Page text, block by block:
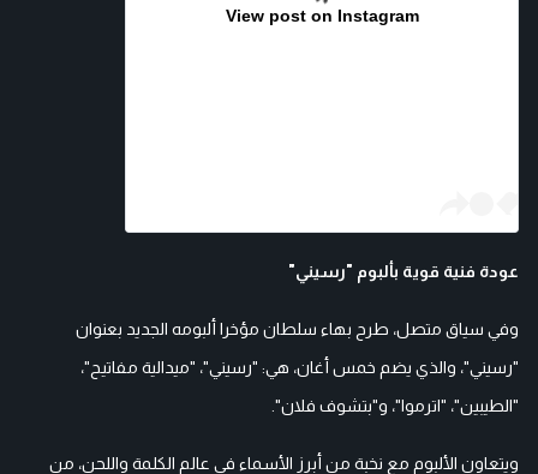
View post on Instagram
عودة فنية قوية بألبوم "رسيني"
وفي سياق متصل، طرح بهاء سلطان مؤخرا ألبومه الجديد بعنوان
"رسيني"، والذي يضم خمس أغان، هي: "رسيني"، "ميدالية مفاتيح"،
"الطيبين"، "اترموا"، و"بتشوف فلان".
ويتعاون الألبوم مع نخبة من أبرز الأسماء في عالم الكلمة واللحن، من